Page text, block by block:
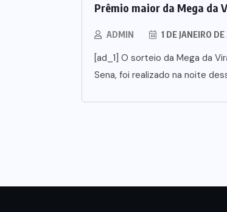
Prêmio maior da Mega da
ADMIN 1 DE JANEIRO
[ad_1] O sorteio da Mega da
Sena, foi realizado na noite